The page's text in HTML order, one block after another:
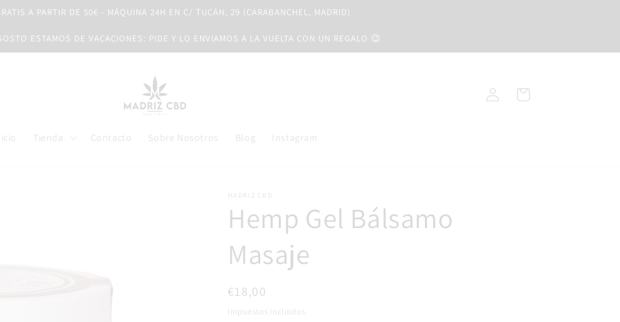
A PARTIR DE 50€ - MÁQUINA 24H EN C/ TUCÁN, 29 (CARABANCHEL, MADRID)
ESTAMOS DE VACACIONES: PIDE Y LO ENVIAMOS A LA VUELTA CON UN REGALO 😉
Tienda Contacto Sobre Nosotros Blog Instagram
sesión
Carrito
MADRIZ CBD
Hemp Gel Bálsamo
Masaje
Precio
habitual
€18,00
Impuestos incluidos.